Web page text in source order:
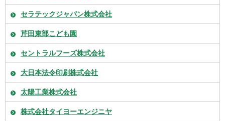
セラテックジャパン株式会社
芹田東部こども園
セントラルフーズ株式会社
大日本法令印刷株式会社
太陽工業株式会社
株式会社タイヨーエンジニヤ